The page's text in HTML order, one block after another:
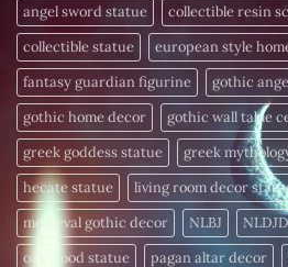
晓〉
中
率
疗
愈
〉
中
–
为
您
的
细
胞
注
入
活
力〉
中
angel sword statue
collectible resin
collectible statue
european style
fantasy guardian figurine
gothic
gothic home decor
gothic wall table
greek goddess statue
greek
hecate statue
living room decor
medieval gothic decor
NLBJ
oak wood statue
pagan altar decor